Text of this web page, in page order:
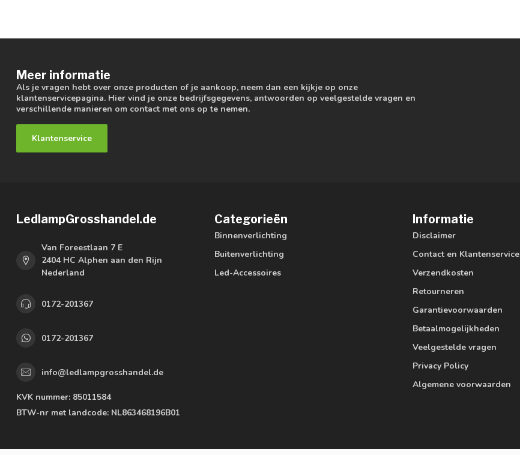
Meer informatie
Als je vragen hebt over onze producten of je aankoop, neem dan een kijkje op onze
klantenservicepagina. Hier vind je onze bedrijfsgegevens, antwoorden op veelgestelde vragen en
verschillende manieren om contact met ons op te nemen.
Klantenservice
LedlampGrosshandel.de
Van Foreestlaan 7 E
2404 HC Alphen aan den Rijn
Nederland
0172-201367
0172-201367
info@ledlampgrosshandel.de
KVK nummer: 85011584
BTW-nr met landcode: NL863468196B01
Categorieën
Binnenverlichting
Buitenverlichting
Led-Accessoires
Informatie
Disclaimer
Contact en Klantenservice
Verzendkosten
Retourneren
Garantievoorwaarden
Betaalmogelijkheden
Veelgestelde vragen
Privacy Policy
Algemene voorwaarden